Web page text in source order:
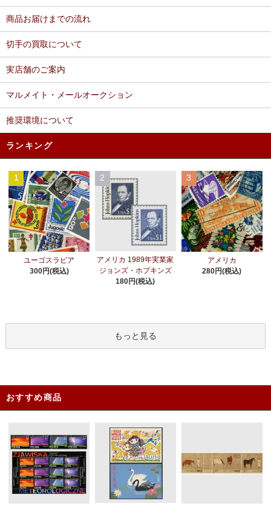
商品お届けまでの流れ
切手の買取について
実店舗のご案内
マルメイト・メールオークション
推奨環境について
ランキング
1
ユーゴスラビア
300円(税込)
2
アメリカ 1989年実業家
ジョンズ・ホプキンズ
180円(税込)
3
アメリカ
280円(税込)
もっと見る
おすすめ商品